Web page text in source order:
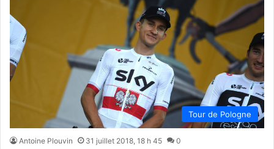
Tour de Pologne
Antoine Plouvin 31 juillet 2018, 18 h 45 0